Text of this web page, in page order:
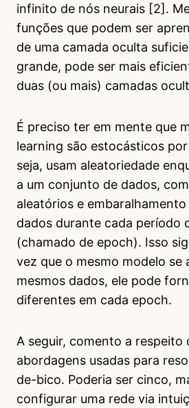
infinito de nós neurais [2].
funções que podem ser
de uma camada oculta
grande, pode ser mais
duas (ou mais) camadas
É preciso ter em mente que
learning são estocásticos
seja, usam aleatoriedade
a um conjunto de dados,
aleatórios e
dados durante cada período
(chamado de epoch). Isso
vez que o mesmo modelo se
mesmos dados, ele pode
diferentes em cada epoch.
A seguir, comento a respeito
abordagens usadas para
de-bico. Poderia ser cinco,
configurar uma rede via